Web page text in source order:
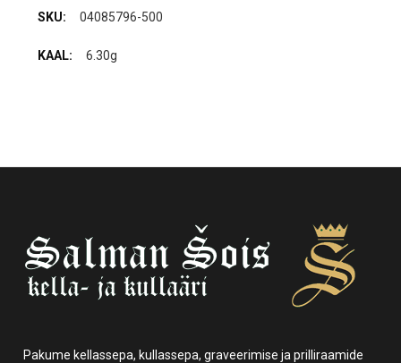
04085796-500
6.30g
Pakume kellassepa, kullassepa, graveerimise ja prilliraamide